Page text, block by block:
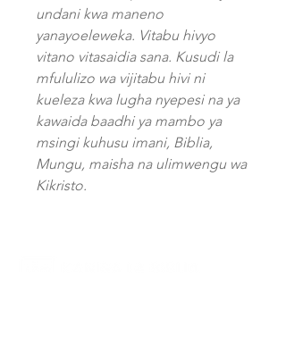
undani kwa maneno
yanayoeleweka. Vitabu hivyo
vitano vitasaidia sana. Kusudi la
mfululizo wa vijitabu hivi ni
kueleza kwa lugha nyepesi na ya
kawaida baadhi ya mambo ya
msingi kuhusu imani, Biblia,
Mungu, maisha na ulimwengu wa
Kikristo.